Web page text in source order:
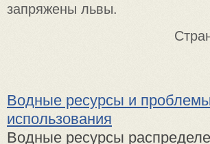
запряжены львы.
Водные ресурсы и
использования
Водные ресурсы